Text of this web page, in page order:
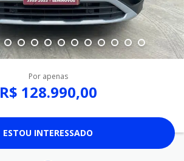
Por apenas
R$ 128.990,00
ESTOU INTERESSADO